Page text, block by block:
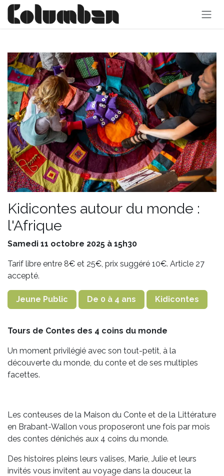
Se rendre au contenu
Kidicontes autour du monde :
l'Afrique
Samedi 11 octobre 2025 à 15h30
Tarif libre entre 8€ et 25€, prix suggéré 10€. Article 27
accepté.
Jeune Public De 0 à 4 ans Kidicontes
Tours de Contes des 4 coins du monde
Un moment privilégié avec son tout-petit, à la
découverte du monde, du conte et de ses multiples
facettes.
Les conteuses de la Maison du Conte et de la Littérature
en Brabant-Wallon vous proposeront une fois par mois
des contes dénichés aux 4 coins du monde.
Des histoires pleins leurs valises, Marie, Julie et leurs
invités vous invitent au voyage dans la douceur, la